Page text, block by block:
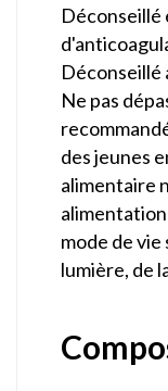
Déconseillé
Déconseillé
Ne pas
des jeunes
alimentaire
mode de vie
lumière, de